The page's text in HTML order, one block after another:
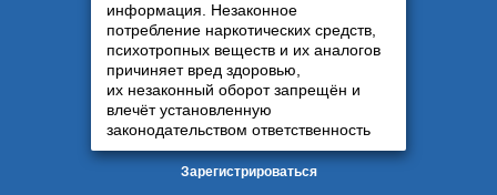
информация. Незаконное
потребление наркотических средств,
психотропных веществ и их аналогов
причиняет вред здоровью,
их незаконный оборот запрещён и
влечёт установленную
законодательством ответственность
Зарегистрироваться